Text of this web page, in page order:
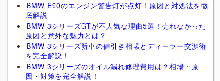
BMW E90のエンジン警告灯が点灯！原因と対処法を徹
底解説
BMW 3シリーズGTが不人気な理由5選！売れなかった
原因と意外な魅力とは？
BMW 3シリーズ新車の値引き相場とディーラー交渉術
を完全解説！
BMW 3シリーズのオイル漏れ修理費用は？相場・原
因・対策を完全解説！